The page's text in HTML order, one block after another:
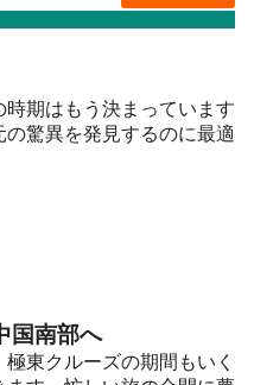
期はもう決まっています
驚異を発見するのに最適
国南部へ
東クルーズの期間もいく